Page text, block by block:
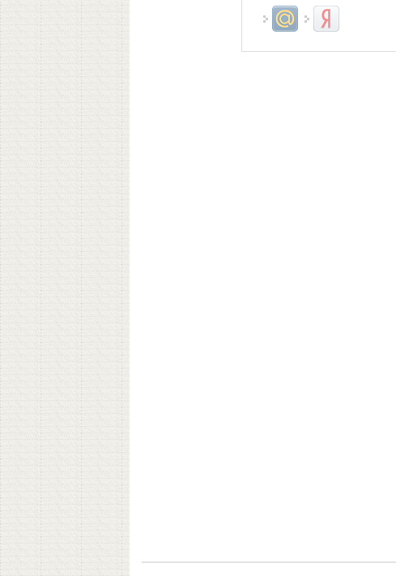
Login with Mail.ruLogin with Яндекс